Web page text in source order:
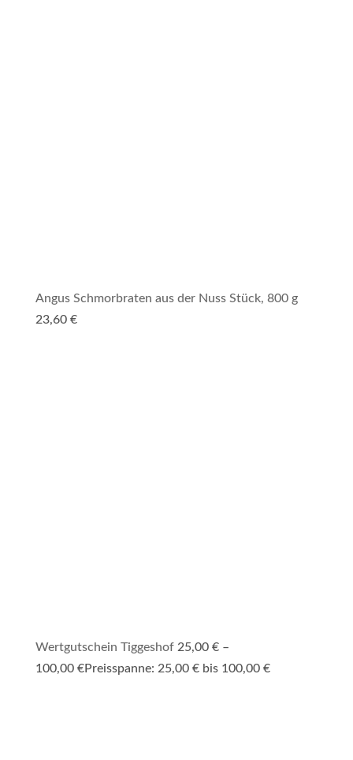
Angus Schmorbraten aus der Nuss Stück, 800 g
23,60 €
Wertgutschein Tiggeshof 25,00 € –
100,00 €Preisspanne: 25,00 € bis 100,00 €